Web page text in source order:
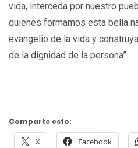
vida, interceda por nuestro
quienes formamos esta bella
evangelio de la vida y
de la dignidad de la persona”.
Comparte esto:
X Facebook